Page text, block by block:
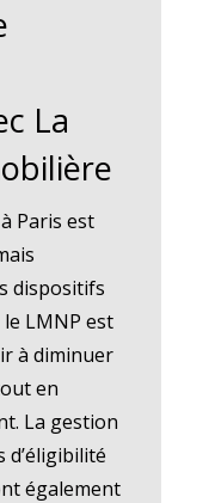
La
Paris est
dispositifs
LMNP est
à diminuer
en
La gestion
également